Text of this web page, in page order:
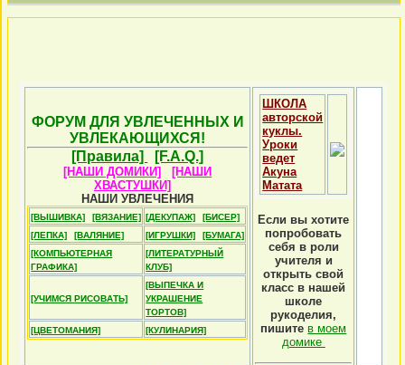
ФОРУМ ДЛЯ УВЛЕЧЕННЫХ И
УВЛЕКАЮЩИХСЯ!
[Правила]
[F.A.Q.]
[НАШИ ДОМИКИ]
[НАШИ
ХВАСТУШКИ]
НАШИ УВЛЕЧЕНИЯ
[ВЫШИВКА] [ВЯЗАНИЕ] [ДЕКУПАЖ]
[БИСЕР]
[ЛЕПКА]
[ВАЛЯНИЕ] [ИГРУШКИ]
[БУМАГА]
[КОМПЬЮТЕРНАЯ
ГРАФИКА]
[ЛИТЕРАТУРНЫЙ
КЛУБ]
[УЧИМСЯ РИСОВАТЬ]
[ВЫПЕЧКА И
УКРАШЕНИЕ
ТОРТОВ]
[ЦВЕТОМАНИЯ]
[КУЛИНАРИЯ]
ШКОЛА
авторской
куклы.
Уроки
ведет
Акуна
Матата
Если вы хотите
попробовать
себя в роли
учителя и
открыть свой
класс в нашей
школе
рукоделия,
пишите в моем
домике